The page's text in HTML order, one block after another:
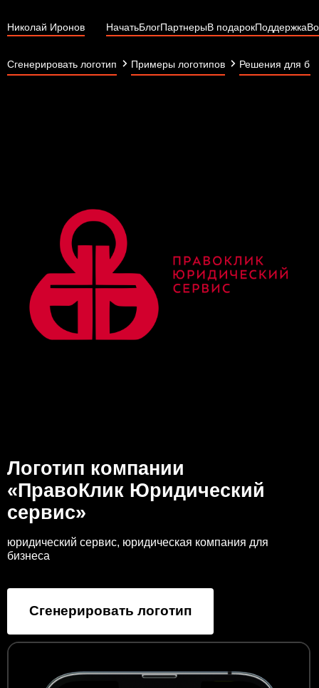
Николай Иронов НачатьБлогПартнерыВ подарокПоддержка
Сгенерировать логотип Примеры логотипов Решения для
Логотип компании
«ПравоКлик Юридический
сервис»
юридический сервис, юридическая компания для
бизнеса
Сгенерировать логотип